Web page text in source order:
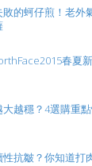
敗的蚵仔煎！老外
春夏
大越穩？4選購重
性抗皺？你知道打